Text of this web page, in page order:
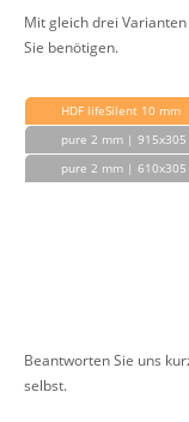
Mit gleich drei
Sie benötigen.
HDF lifeSilent 10 mm
pure 2 mm | 915x305
pure 2 mm | 610x305
Beantworten Sie uns
selbst.